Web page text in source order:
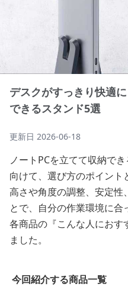
デスクがすっきり快適
できるスタンド5選
更新日 2026-06-18
ノートPCを立てて収納で
向けて、選び方のポイント
高さや角度の調整、安定性
とで、自分の作業環境に合
各商品の『こんな人におす
ました。
今回紹介する商品一覧